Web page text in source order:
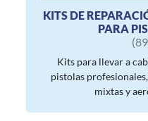
KITS DE
PARA
Kits para llevar a
pistolas
mixtas y